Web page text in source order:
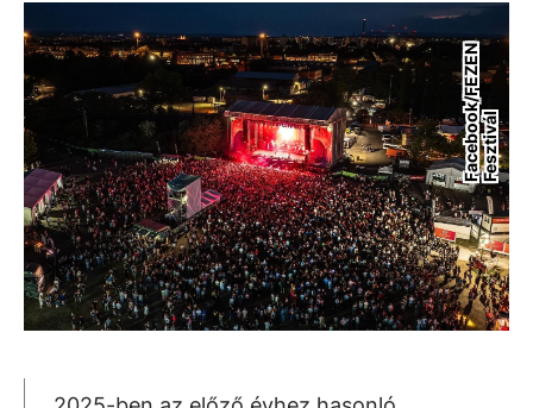
F
a
c
e
b
oo
k
/
F
E
Z
E
N
F
e
s
z
t
i
v
ál